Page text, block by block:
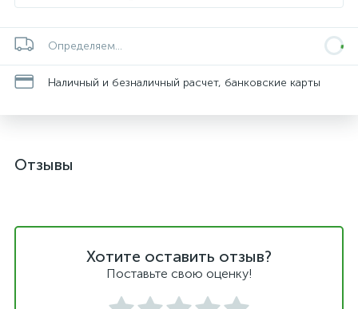
Определяем...
Наличный и безналичный расчет, банковские карты
Отзывы
Хотите оставить отзыв?
Поставьте свою оценку!